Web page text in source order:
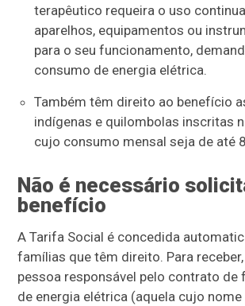
terapêutico requeira o uso
aparelhos, equipamentos ou
para o seu funcionamento,
consumo de energia elétrica.
Também têm direito ao benefício
indígenas e quilombolas inscritas
cujo consumo mensal seja de até
Não é necessário
benefício
A Tarifa Social é concedida
famílias que têm direito. Para
pessoa responsável pelo contrato de
de energia elétrica (aquela cujo